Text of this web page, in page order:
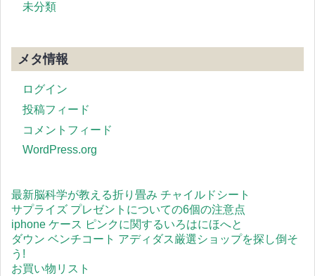
未分類
メタ情報
ログイン
投稿フィード
コメントフィード
WordPress.org
最新脳科学が教える折り畳み チャイルドシート
サプライズ プレゼントについての6個の注意点
iphone ケース ピンクに関するいろはにほへと
ダウン ベンチコート アディダス厳選ショップを探し倒そ
う!
お買い物リスト